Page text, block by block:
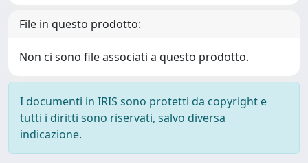
File in questo prodotto:
Non ci sono file associati a questo prodotto.
I documenti in IRIS sono protetti da copyright e
tutti i diritti sono riservati, salvo diversa
indicazione.